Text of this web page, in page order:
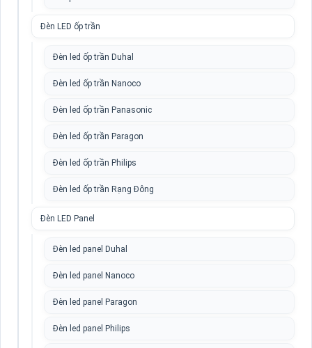
Đèn LED ốp trần
Đèn led ốp trần Duhal
Đèn led ốp trần Nanoco
Đèn led ốp trần Panasonic
Đèn led ốp trần Paragon
Đèn led ốp trần Philips
Đèn led ốp trần Rạng Đông
Đèn LED Panel
Đèn led panel Duhal
Đèn led panel Nanoco
Đèn led panel Paragon
Đèn led panel Philips